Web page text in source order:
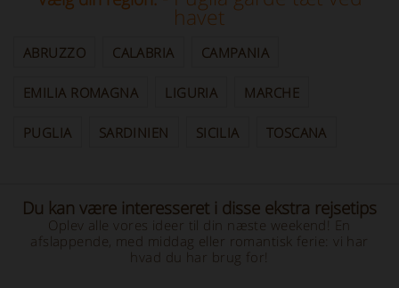
havet
ABRUZZO CALABRIA CAMPANIA
EMILIA ROMAGNA LIGURIA MARCHE
PUGLIA SARDINIEN SICILIA TOSCANA
Du kan være interesseret i disse ekstra rejsetips
Oplev alle vores ideer til din næste weekend! En
afslappende, med middag eller romantisk ferie: vi har
hvad du har brug for!